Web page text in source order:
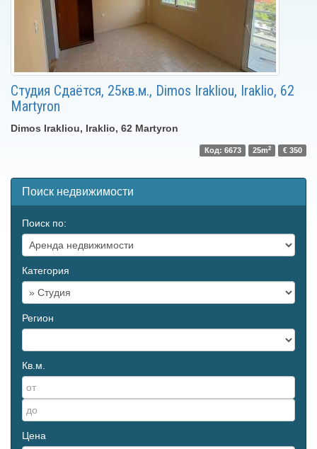
Студия Сдаётся, 25кв.м., Dimos Irakliou, Iraklio, 62
Martyron
Dimos Irakliou, Iraklio, 62 Martyron
Код: 6673 25m2 € 350
Поиск недвижимости
Поиск по:
Категория
Регион
Кв.м.
Цена